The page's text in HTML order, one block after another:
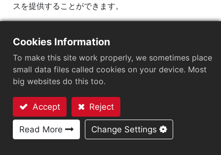
スを提供することができます。
お問い合わせ
Cookies Information
To make this site work properly, we sometimes place
small data files called cookies on your device. Most
big websites do this too.
Accept Reject
Read More Change Settings